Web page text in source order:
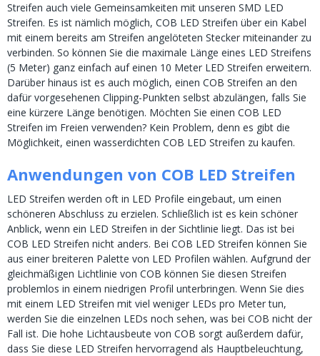
Streifen auch viele Gemeinsamkeiten mit unseren SMD LED
Streifen. Es ist nämlich möglich, COB LED Streifen über ein Kabel
mit einem bereits am Streifen angelöteten Stecker miteinander zu
verbinden. So können Sie die maximale Länge eines LED Streifens
(5 Meter) ganz einfach auf einen 10 Meter LED Streifen erweitern.
Darüber hinaus ist es auch möglich, einen COB Streifen an den
dafür vorgesehenen Clipping-Punkten selbst abzulängen, falls Sie
eine kürzere Länge benötigen. Möchten Sie einen COB LED
Streifen im Freien verwenden? Kein Problem, denn es gibt die
Möglichkeit, einen wasserdichten COB LED Streifen zu kaufen.
Anwendungen von COB LED Streifen
LED Streifen werden oft in LED Profile eingebaut, um einen
schöneren Abschluss zu erzielen. Schließlich ist es kein schöner
Anblick, wenn ein LED Streifen in der Sichtlinie liegt. Das ist bei
COB LED Streifen nicht anders. Bei COB LED Streifen können Sie
aus einer breiteren Palette von LED Profilen wählen. Aufgrund der
gleichmäßigen Lichtlinie von COB können Sie diesen Streifen
problemlos in einem niedrigen Profil unterbringen. Wenn Sie dies
mit einem LED Streifen mit viel weniger LEDs pro Meter tun,
werden Sie die einzelnen LEDs noch sehen, was bei COB nicht der
Fall ist. Die hohe Lichtausbeute von COB sorgt außerdem dafür,
dass Sie diese LED Streifen hervorragend als Hauptbeleuchtung,